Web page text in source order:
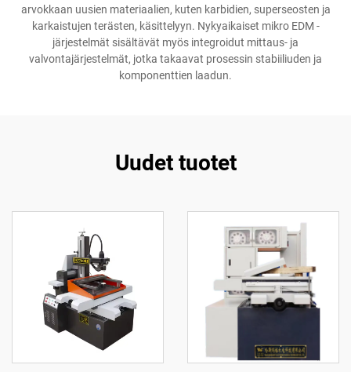
arvokkaan uusien materiaalien, kuten karbidien, superseosten ja
karkaistujen terästen, käsittelyyn. Nykyaikaiset mikro EDM -
järjestelmät sisältävät myös integroidut mittaus- ja
valvontajärjestelmät, jotka takaavat prosessin stabiiliuden ja
komponenttien laadun.
Uudet tuotet